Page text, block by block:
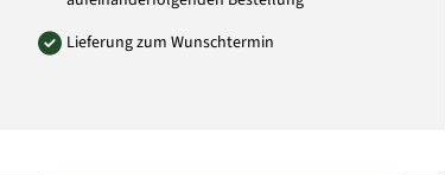
Lieferung zum Wunschtermin